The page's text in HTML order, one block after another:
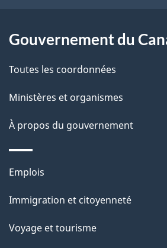
a
p
a
g
e
Gouvernement du
Toutes les coordonnées
Ministères et organismes
À propos du gouvernement
Thèmes
sujets
Emplois
Immigration et citoyenneté
Voyage et tourisme